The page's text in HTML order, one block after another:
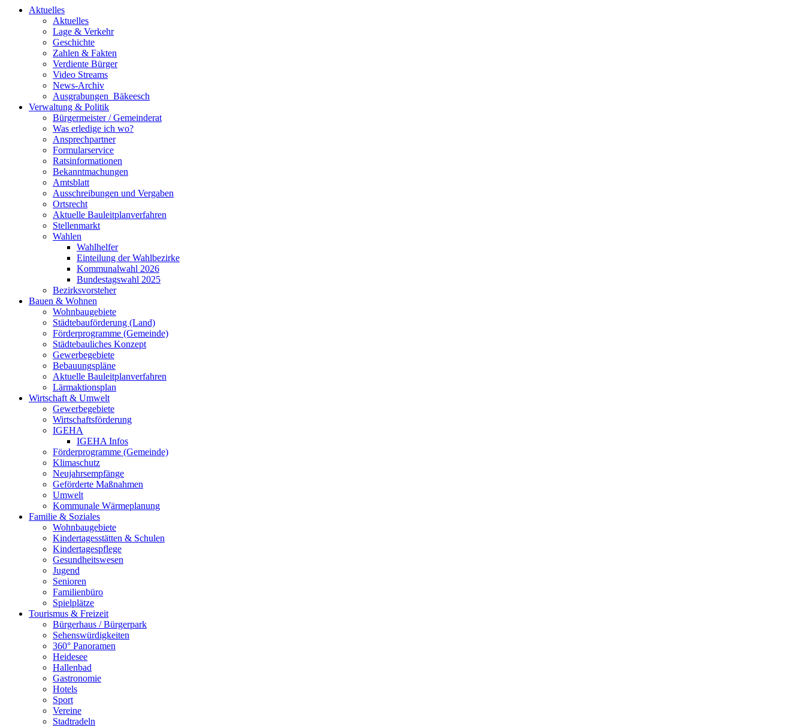
Aktuelles
Aktuelles
Lage & Verkehr
Geschichte
Zahlen & Fakten
Verdiente Bürger
Video Streams
News-Archiv
Ausgrabungen_Bäkeesch
Verwaltung & Politik
Bürgermeister / Gemeinderat
Was erledige ich wo?
Ansprechpartner
Formularservice
Ratsinformationen
Bekanntmachungen
Amtsblatt
Ausschreibungen und Vergaben
Ortsrecht
Aktuelle Bauleitplanverfahren
Stellenmarkt
Wahlen
Wahlhelfer
Einteilung der Wahlbezirke
Kommunalwahl 2026
Bundestagswahl 2025
Bezirksvorsteher
Bauen & Wohnen
Wohnbaugebiete
Städtebauförderung (Land)
Förderprogramme (Gemeinde)
Städtebauliches Konzept
Gewerbegebiete
Bebauungspläne
Aktuelle Bauleitplanverfahren
Lärmaktionsplan
Wirtschaft & Umwelt
Gewerbegebiete
Wirtschaftsförderung
IGEHA
IGEHA Infos
Förderprogramme (Gemeinde)
Klimaschutz
Neujahrsempfänge
Geförderte Maßnahmen
Umwelt
Kommunale Wärmeplanung
Familie & Soziales
Wohnbaugebiete
Kindertagesstätten & Schulen
Kindertagespflege
Gesundheitswesen
Jugend
Senioren
Familienbüro
Spielplätze
Tourismus & Freizeit
Bürgerhaus / Bürgerpark
Sehenswürdigkeiten
360° Panoramen
Heidesee
Hallenbad
Gastronomie
Hotels
Sport
Vereine
Stadtradeln